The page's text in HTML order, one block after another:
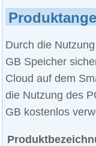
Durch die
GB Speicher
Cloud auf dem
die Nutzung des
GB kostenlos